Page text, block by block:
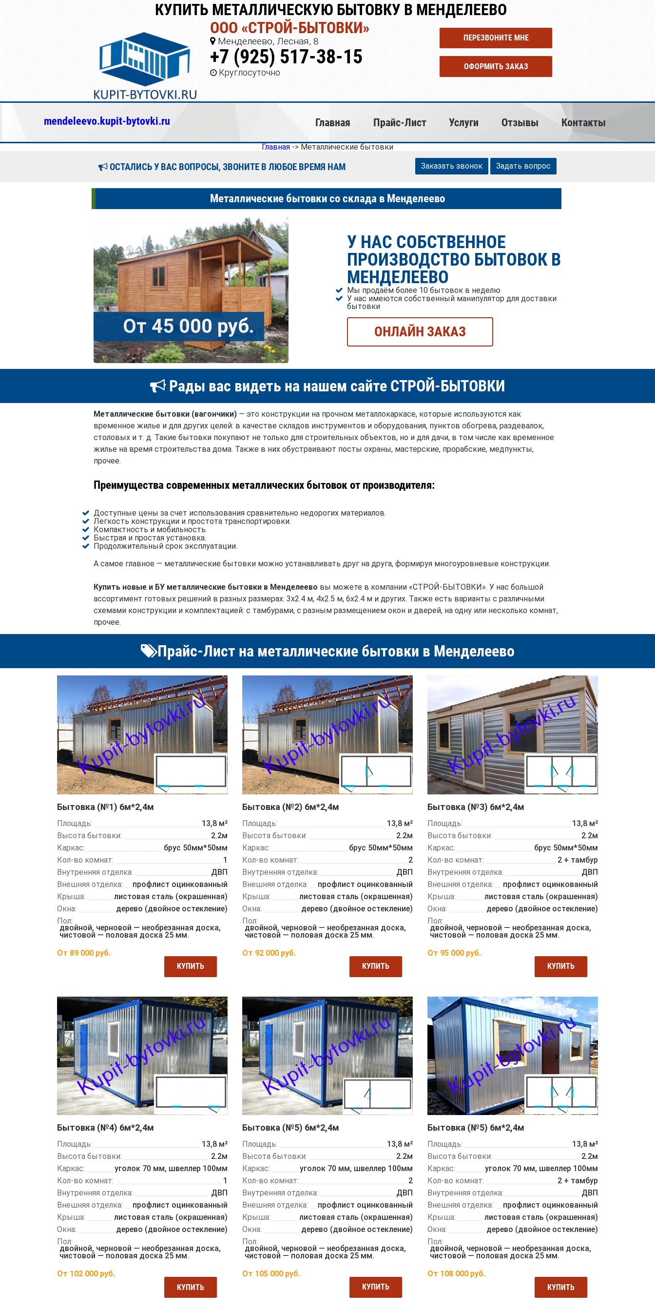
КУПИТЬ МЕТАЛЛИЧЕСКУЮ БЫТОВКУ В МЕНДЕЛЕЕВО
ООО «СТРОЙ-БЫТОВКИ»
Менделеево, Лесная, 8
+7 (925) 517-38-15
Круглосуточно
ПЕРЕЗВОНИТЕ МНЕ
ОФОРМИТЬ ЗАКАЗ
mendeleevo.kupit-bytovki.ru Главная Прайс-Лист Услуги Отзывы Контакты
Главная -> Металлические бытовки
ОСТАЛИСЬ У ВАС ВОПРОСЫ, ЗВОНИТЕ В ЛЮБОЕ ВРЕМЯ НАМ Заказать звонок Задать вопрос
Металлические бытовки со склада в Менделеево
От 45 000 руб.
У НАС СОБСТВЕННОЕ
ПРОИЗВОДСТВО БЫТОВОК В
МЕНДЕЛЕЕВО
Мы продаём более 10 бытовок в неделю
У нас имеются собственный манипулятор для доставки
бытовки
ОНЛАЙН ЗАКАЗ
Рады вас видеть на нашем сайте СТРОЙ-БЫТОВКИ
Металлические бытовки (вагончики) — это конструкции на прочном металлокаркасе, которые используются как
временное жилье и для других целей: в качестве складов инструментов и оборудования, пунктов обогрева, раздевалок,
столовых и т. д. Такие бытовки покупают не только для строительных объектов, но и для дачи, в том числе как временное
жилье на время строительства дома. Также в них обустраивают посты охраны, мастерские, прорабские, медпункты,
прочее.
Преимущества современных металлических бытовок от производителя:
Доступные цены за счет использования сравнительно недорогих материалов.
Легкость конструкции и простота транспортировки.
Компактность и мобильность.
Быстрая и простая установка.
Продолжительный срок эксплуатации.
А самое главное — металлические бытовки можно устанавливать друг на друга, формируя многоуровневые конструкции.
Купить новые и БУ металлические бытовки в Менделеево вы можете в компании «СТРОЙ-БЫТОВКИ». У нас большой
ассортимент готовых решений в разных размерах: 3х2.4 м, 4х2.5 м, 6х2.4 м и других. Также есть варианты с различными
схемами конструкции и комплектацией: с тамбурами, с разным размещением окон и дверей, на одну или несколько комнат,
прочее.
Прайс-Лист на металлические бытовки в Менделеево
Бытовка (№1) 6м*2,4м
Площадь:
13,8 м²
Высота бытовки:
2.2м
Каркас:
брус 50мм*50мм
Кол-во комнат:
1
Внутренняя отделка:
ДВП
Внешняя отделка:
профлист оцинкованный
Крыша:
листовая сталь (окрашенная)
Окна:
дерево (двойное остекление)
Пол:
двойной, черновой — необрезанная доска,
чистовой — половая доска 25 мм.
От 89 000 руб.
КУПИТЬ
Бытовка (№2) 6м*2,4м
Площадь:
13,8 м²
Высота бытовки:
2.2м
Каркас:
брус 50мм*50мм
Кол-во комнат:
2
Внутренняя отделка:
ДВП
Внешняя отделка:
профлист оцинкованный
Крыша:
листовая сталь (окрашенная)
Окна:
дерево (двойное остекление)
Пол:
двойной, черновой — необрезанная доска,
чистовой — половая доска 25 мм.
От 92 000руб.
КУПИТЬ
Бытовка (№3) 6м*2,4м
Площадь:
13,8 м²
Высота бытовки:
2.2м
Каркас:
брус 50мм*50мм
Кол-во комнат:
2 + тамбур
Внутренняя отделка:
ДВП
Внешняя отделка:
профлист оцинкованный
Крыша:
листовая сталь (окрашенная)
Окна:
дерево (двойное остекление)
Пол:
двойной, черновой — необрезанная доска,
чистовой — половая доска 25 мм.
От 95 000руб.
КУПИТЬ
Бытовка (№4) 6м*2,4м
Площадь:
13,8 м²
Высота бытовки:
2.2м
Каркас:
уголок 70 мм, швеллер 100мм
Кол-во комнат:
1
Внутренняя отделка:
ДВП
Внешняя отделка:
профлист оцинкованный
Крыша:
листовая сталь (окрашенная)
Окна:
дерево (двойное остекление)
Пол:
двойной, черновой — необрезанная доска,
чистовой — половая доска 25 мм.
От 102 000 руб.
КУПИТЬ
Бытовка (№5) 6м*2,4м
Площадь:
13,8 м²
Высота бытовки:
2.2м
Каркас:
уголок 70 мм, швеллер 100мм
Кол-во комнат:
2
Внутренняя отделка:
ДВП
Внешняя отделка:
профлист оцинкованный
Крыша:
листовая сталь (окрашенная)
Окна:
дерево (двойное остекление)
Пол:
двойной, черновой — необрезанная доска,
чистовой — половая доска 25 мм.
От 105 000руб.
КУПИТЬ
Бытовка (№5) 6м*2,4м
Площадь:
13,8 м²
Высота бытовки:
2.2м
Каркас:
уголок 70 мм, швеллер 100мм
Кол-во комнат:
2 + тамбур
Внутренняя отделка:
ДВП
Внешняя отделка:
профлист оцинкованный
Крыша:
листовая сталь (окрашенная)
Окна:
дерево (двойное остекление)
Пол:
двойной, черновой — необрезанная доска,
чистовой — половая доска 25 мм.
От 108 000руб.
КУПИТЬ